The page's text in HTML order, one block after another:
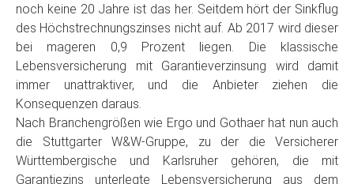
noch keine 20 Jahre ist das her. Seitdem hört der Sinkflug
des Höchstrechnungszinses nicht auf. Ab 2017 wird dieser
bei mageren 0,9 Prozent liegen. Die klassische
Lebensversicherung mit Garantieverzinsung wird damit
immer unattraktiver, und die Anbieter ziehen die
Konsequenzen daraus.
Nach Branchengrößen wie Ergo und Gothaer hat nun auch
die Stuttgarter W&W-Gruppe, zu der die Versicherer
Württembergische und Karlsruher gehören, die mit
Garantiezins unterlegte Lebensversicherung aus dem